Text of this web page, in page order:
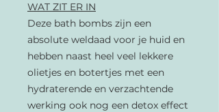
WAT ZIT ER IN
Deze bath bombs zijn een
absolute weldaad voor je huid en
hebben naast heel veel lekkere
olietjes en botertjes met een
hydraterende en verzachtende
werking ook nog een detox effect